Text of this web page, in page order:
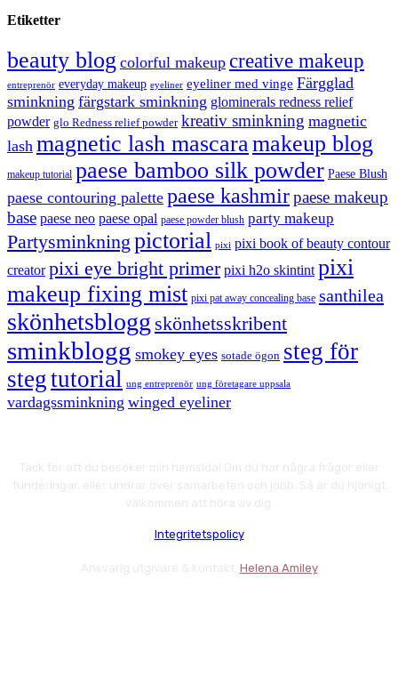
Etiketter
beauty blog colorful makeup creative makeup
entreprenör everyday makeup eyeliner eyeliner med vinge Färgglad
sminkning färgstark sminkning glominerals redness relief
powder glo Redness relief powder kreativ sminkning magnetic
lash magnetic lash mascaramakeup blog
makeup tutorial paese bamboo silk powder Paese Blush
paese contouring palette paese kashmirpaese makeup
base paese neo paese opal paese powder blush party makeup
Partysminkning pictorial pixi pixi book of beauty contour
creator pixi eye bright primer pixi h2o skintint pixi
makeup fixing mist pixi pat away concealing base santhilea
skönhetsblogg skönhetsskribent
sminkblogg smokey eyes sotade ögon steg för
stegtutorial ung entreprenör ung företagare uppsala
vardagssminkning winged eyeliner
Integritetspolicy
Helena Amiley